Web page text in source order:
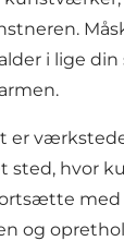
i lige din
er
sted, hvor
med
og